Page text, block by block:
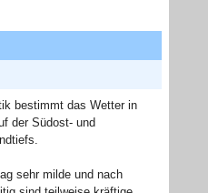
bestimmt das Wetter in
der Südost- und
sehr milde und nach